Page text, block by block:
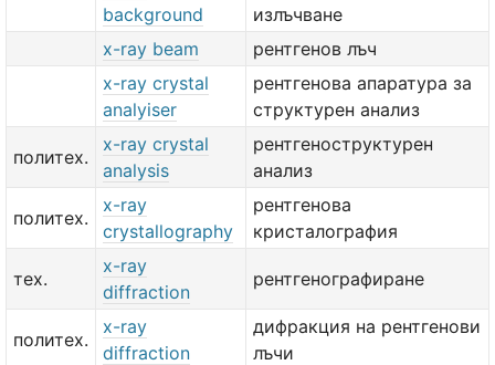
background
излъчване
x-ray beam
рентгенов лъч
x-ray crystal
analyiser
рентгенова апаратура за
структурен анализ
политех.
x-ray crystal
analysis
рентгеноструктурен
анализ
политех.
x-ray
crystallography
рентгенова
кристалография
тех.
x-ray
diffraction
рентгенографиране
политех.
x-ray
diffraction
дифракция на рентгенови
лъчи